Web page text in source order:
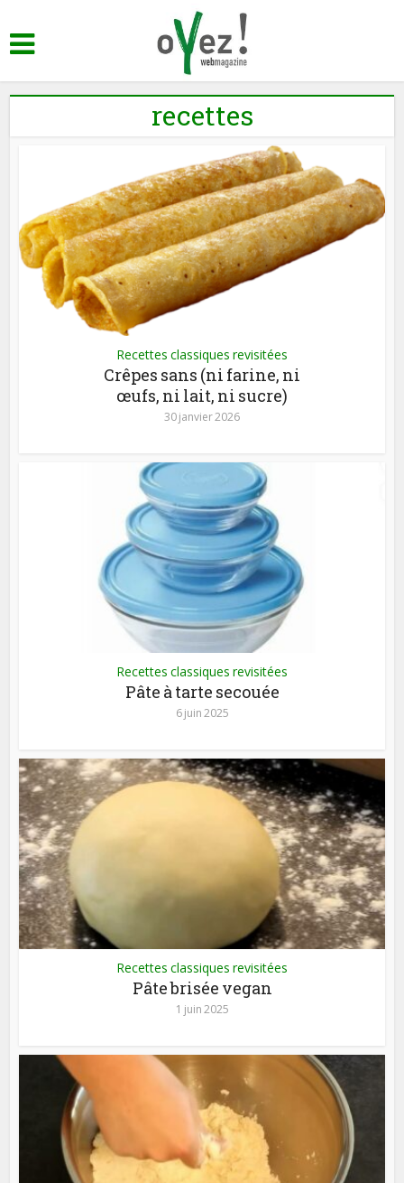
recettes
Recettes classiques revisitées
Crêpes sans (ni farine, ni
œufs, ni lait, ni sucre)
30 janvier 2026
Recettes classiques revisitées
Pâte à tarte secouée
6 juin 2025
Recettes classiques revisitées
Pâte brisée vegan
1 juin 2025